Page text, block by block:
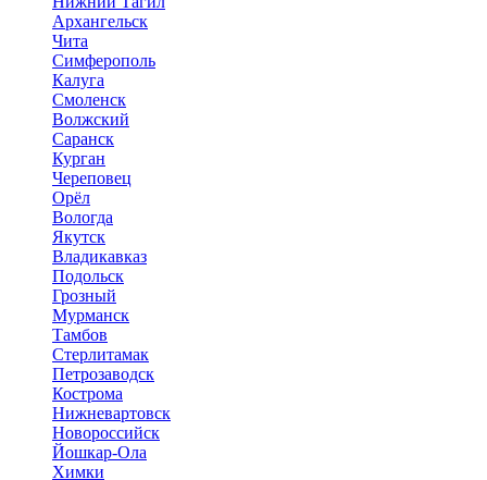
Архангельск
Чита
Симферополь
Калуга
Смоленск
Волжский
Саранск
Курган
Череповец
Орёл
Вологда
Якутск
Владикавказ
Подольск
Грозный
Мурманск
Тамбов
Стерлитамак
Петрозаводск
Кострома
Нижневартовск
Новороссийск
Йошкар-Ола
Химки